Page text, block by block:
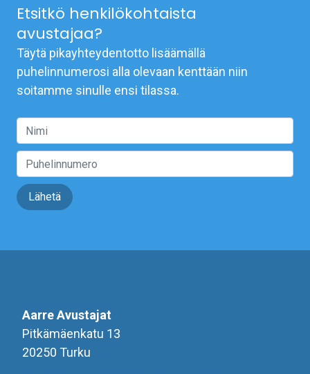
Etsitkö henkilökohtaista
avustajaa?
Täytä pikayhteydentotto lisäämällä
puhelinnumerosi alla olevaan kenttään niin
soitamme sinulle ensi tilassa.
Lähetä
Aarre Avustajat
Pitkämäenkatu 13
20250 Turku